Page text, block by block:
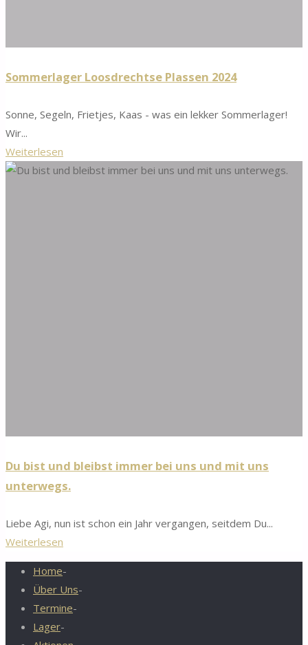
Sommerlager Loosdrechtse Plassen 2024
Sonne, Segeln, Frietjes, Kaas - was ein lekker Sommerlager!
Wir...
Weiterlesen
Loosdrechtse
Du bist und bleibst immer bei uns und mit uns
unterwegs.
Liebe Agi, nun ist schon ein Jahr vergangen, seitdem Du...
Weiterlesen
bist
bleibst
immer
Home-
Über Uns-
Termine-
Lager-